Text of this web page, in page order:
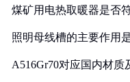
煤矿用电热取暖器是否
照明母线槽的主要作用
A516Gr70对应国内材